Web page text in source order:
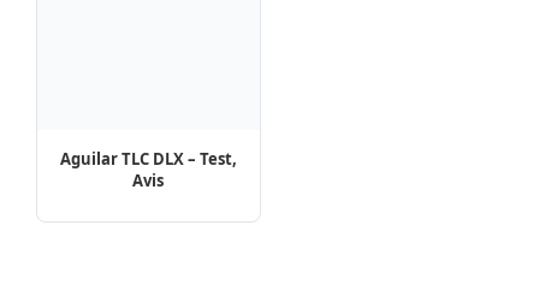
Aguilar TLC DLX – Test,
Avis